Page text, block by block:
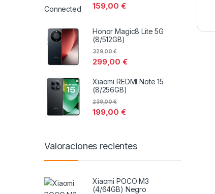
159,00€
Honor Magic8 Lite 5G
(8/512GB)
299,00€
329,00€
Xiaomi REDMI Note 15
(8/256GB)
199,00€
239,00€
Valoraciones recientes
Xiaomi POCO M3
(4/64GB) Negro